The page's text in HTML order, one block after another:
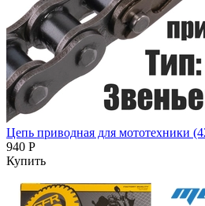
Цепь приводная для мототехники
940 Р
Купить